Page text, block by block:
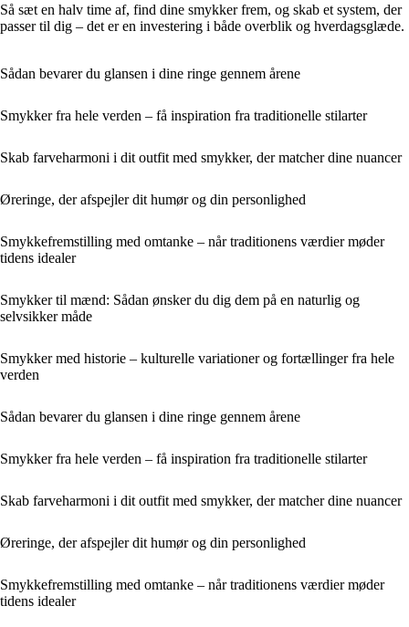
Så sæt en halv time af, find dine smykker frem, og skab et system, der
passer til dig – det er en investering i både overblik og hverdagsglæde.
Sådan bevarer du glansen i dine ringe gennem årene
Smykker fra hele verden – få inspiration fra traditionelle stilarter
Skab farveharmoni i dit outfit med smykker, der matcher dine nuancer
Øreringe, der afspejler dit humør og din personlighed
Smykkefremstilling med omtanke – når traditionens værdier møder
tidens idealer
Smykker til mænd: Sådan ønsker du dig dem på en naturlig og
selvsikker måde
Smykker med historie – kulturelle variationer og fortællinger fra hele
verden
Sådan bevarer du glansen i dine ringe gennem årene
Smykker fra hele verden – få inspiration fra traditionelle stilarter
Skab farveharmoni i dit outfit med smykker, der matcher dine nuancer
Øreringe, der afspejler dit humør og din personlighed
Smykkefremstilling med omtanke – når traditionens værdier møder
tidens idealer